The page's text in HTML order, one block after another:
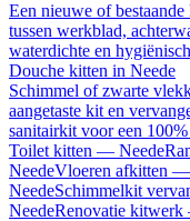
Een nieuwe of
tussen werkblad,
waterdichte en
Douche kitten in Neede
Schimmel of zwarte
aangetaste kit en
sanitairkit voor een
Toilet kitten — Neede
NeedeVloeren afkitten —
NeedeSchimmelkit
NeedeRenovatie kitwerk